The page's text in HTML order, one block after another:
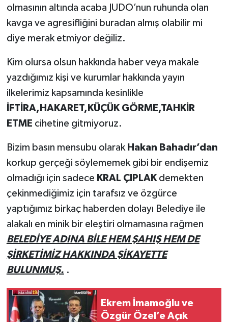
olmasının altında acaba JUDO’nun ruhunda olan
kavga ve agresifliğini buradan almış olabilir mi
diye merak etmiyor değiliz.
Kim olursa olsun hakkında haber veya makale
yazdığımız kişi ve kurumlar hakkında yayın
ilkelerimiz kapsamında kesinlikle
İFTİRA,HAKARET,KÜÇÜK GÖRME,TAHKİR
ETME cihetine gitmiyoruz.
Bizim basın mensubu olarak Hakan Bahadır’dan
korkup gerçeği söylememek gibi bir endişemiz
olmadığı için sadece KRAL ÇIPLAKdemekten
çekinmediğimiz için tarafsız ve özgürce
yaptığımız birkaç haberden dolayı Belediye ile
alakalı en minik bir eleştiri olmamasına rağmen
BELEDİYE ADINA BİLE HEM ŞAHIŞ HEM DE
ŞİRKETİMİZ HAKKINDA ŞİKAYETTE
BULUNMUŞ. .
Ekrem İmamoğlu ve
Özgür Özel’e Açık